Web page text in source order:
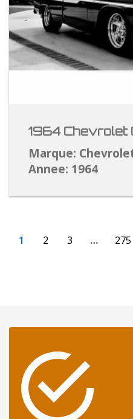
1964 Chevrolet
Marque:
Annee: 1964
1 2 3 … 275